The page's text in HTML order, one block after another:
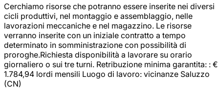
Cerchiamo risorse che potranno essere inserite nei diversi
cicli produttivi, nel montaggio e assemblaggio, nelle
lavorazioni meccaniche e nel magazzino. Le risorse
verranno inserite con un iniziale contratto a tempo
determinato in somministrazione con possibilità di
proroghe.Richiesta disponibilità a lavorare su orario
giornaliero o sui tre turni. Retribuzione minima garantita: : €
1.784,94 lordi mensili Luogo di lavoro: vicinanze Saluzzo
(CN)